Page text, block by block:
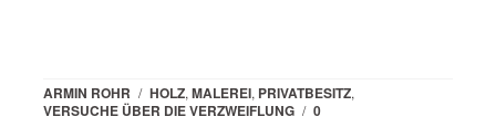
ARMIN ROHR / HOLZ, MALEREI, PRIVATBESITZ,
VERSUCHE ÜBER DIE VERZWEIFLUNG / 0